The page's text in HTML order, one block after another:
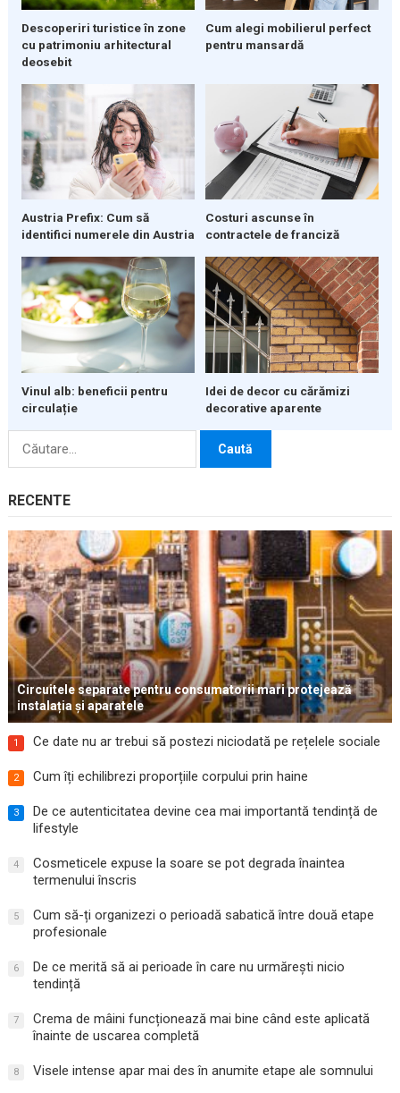
Descoperiri turistice în zone
cu patrimoniu arhitectural
deosebit
Cum alegi mobilierul perfect
pentru mansardă
Austria Prefix: Cum să
identifici numerele din Austria
Costuri ascunse în
contractele de franciză
Vinul alb: beneficii pentru
circulație
Idei de decor cu cărămizi
decorative aparente
Caută
RECENTE
Circuitele separate pentru consumatorii mari protejează
instalația și aparatele
1 Ce date nu ar trebui să postezi niciodată pe rețelele sociale
2 Cum îți echilibrezi proporțiile corpului prin haine
3
De ce autenticitatea devine cea mai importantă tendință de
lifestyle
4
Cosmeticele expuse la soare se pot degrada înaintea
termenului înscris
5
Cum să-ți organizezi o perioadă sabatică între două etape
profesionale
6
De ce merită să ai perioade în care nu urmărești nicio
tendință
7
Crema de mâini funcționează mai bine când este aplicată
înainte de uscarea completă
8 Visele intense apar mai des în anumite etape ale somnului